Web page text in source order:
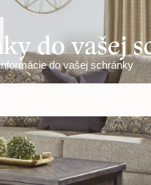
do vašej
do vašej schránky